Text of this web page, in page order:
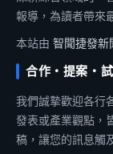
報導，為讀者帶來
本站由 智聞捷發新
合作・提案・
我們誠摯歡迎各行
發表或產業觀點，
稿，讓您的訊息觸